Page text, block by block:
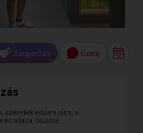
SzuperSzív Üzenj
szeretek edzeni járni, a
és a laza, őszinte